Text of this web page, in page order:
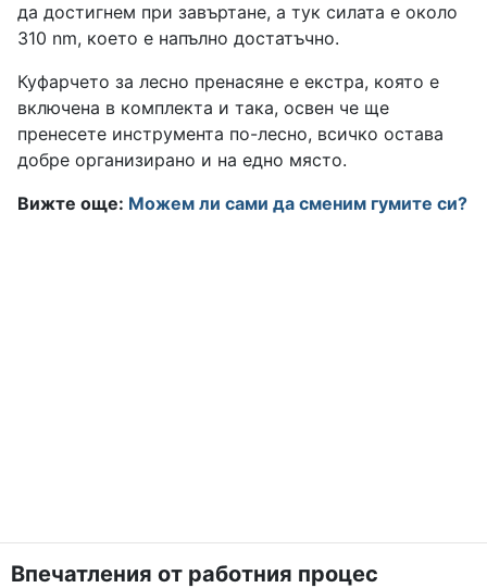
да достигнем при завъртане, а тук силата е около
310 nm, което е напълно достатъчно.
Куфарчето за лесно пренасяне е екстра, която е
включена в комплекта и така, освен че ще
пренесете инструмента по-лесно, всичко остава
добре организирано и на едно място.
Вижте още: Можем ли сами да сменим гумите си?
Впечатления от работния процес